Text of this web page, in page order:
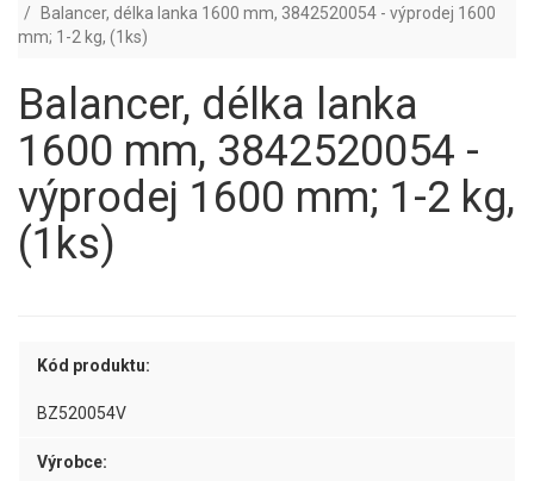
Balancer, délka lanka 1600 mm, 3842520054 - výprodej 1600
mm; 1-2 kg, (1ks)
Balancer, délka lanka
1600 mm, 3842520054 -
výprodej 1600 mm; 1-2 kg,
(1ks)
Kód produktu:
BZ520054V
Výrobce: